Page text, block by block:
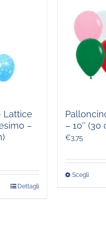
Lattice
–
Dettagli
– 10″ (30
€3,75
Scegli